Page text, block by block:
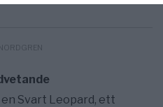
en Svart Leopard, ett